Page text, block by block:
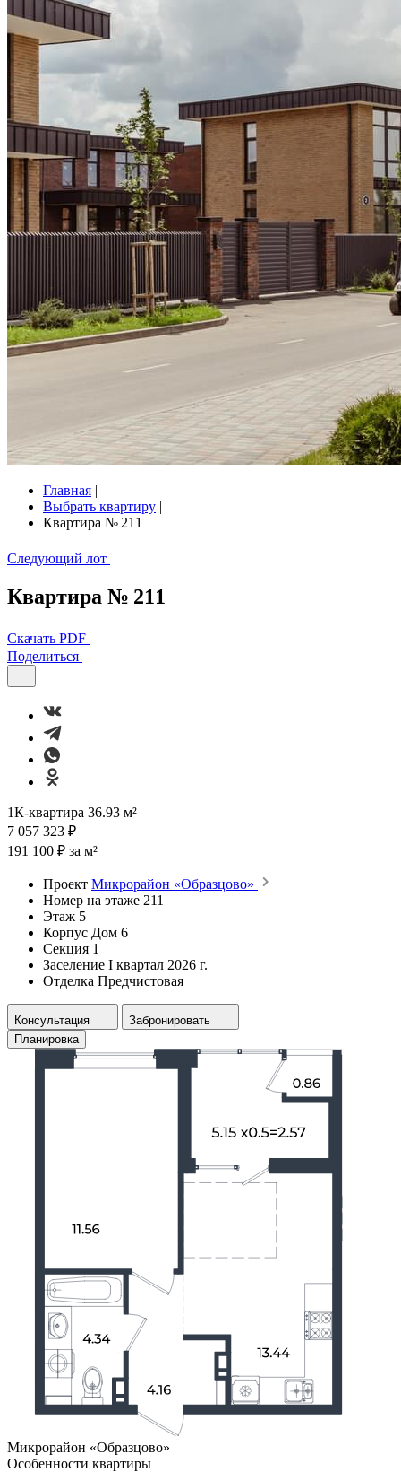
Главная |
Выбрать квартиру |
Квартира № 211
Следующий лот
Квартира № 211
Скачать PDF
Поделиться
1К-квартира 36.93 м²
7 057 323 ₽
191 100 ₽ за м²
Проект Микрорайон «Образцово»
Номер на этаже 211
Этаж 5
Корпус Дом 6
Секция 1
Заселение I квартал 2026 г.
Отделка Предчистовая
Консультация
Забронировать
Планировка
Микрорайон «Образцово»
Особенности квартиры